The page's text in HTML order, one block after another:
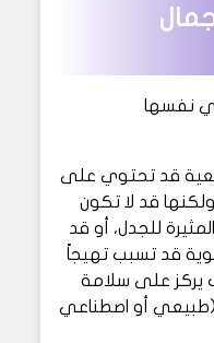
نفسها
قد تحتوي على
قد لا تكون
للجدل، أو قد
قد تسبب تهيجاً
يركز على سلامة
(طبيعي أو اصطناعي